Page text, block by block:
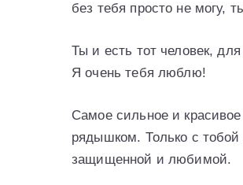
без тебя просто не могу,
Ты и есть тот человек,
Я очень тебя люблю!
Самое сильное и
рядышком. Только с
защищенной и любимой.